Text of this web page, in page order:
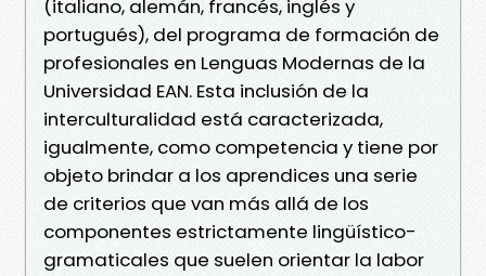
(italiano, alemán, francés, inglés y
portugués), del programa de formación de
profesionales en Lenguas Modernas de la
Universidad EAN. Esta inclusión de la
interculturalidad está caracterizada,
igualmente, como competencia y tiene por
objeto brindar a los aprendices una serie
de criterios que van más allá de los
componentes estrictamente lingüístico-
gramaticales que suelen orientar la labor